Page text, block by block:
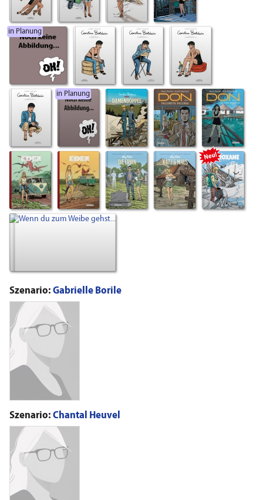
in Planung
in Planung
Neu!
Szenario: Gabrielle Borile
Szenario: Chantal Heuvel